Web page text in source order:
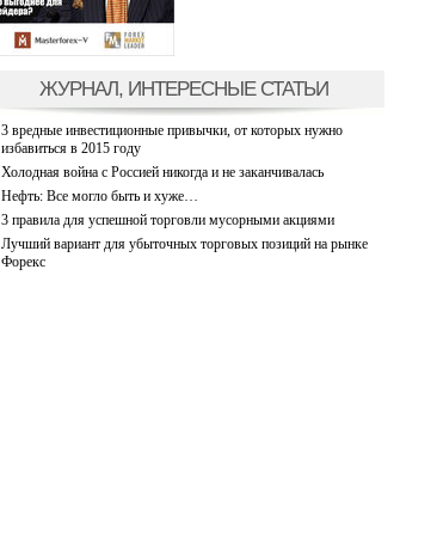
ЖУРНАЛ, ИНТЕРЕСНЫЕ СТАТЬИ
3 вредные инвестиционные привычки, от которых нужно
избавиться в 2015 году
Холодная война с Россией никогда и не заканчивалась
Нефть: Все могло быть и хуже…
3 правила для успешной торговли мусорными акциями
Лучший вариант для убыточных торговых позиций на рынке
Форекс